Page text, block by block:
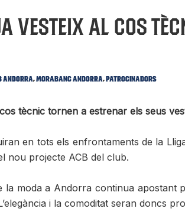
vesteix al Cos
Andorra,MoraBanc Andorra,Patrocinadors
tècnic tornen a estrenar els seus
en tots els enfrontaments de la
nou projecte ACB del club.
la moda a Andorra continua
i la comoditat seran doncs